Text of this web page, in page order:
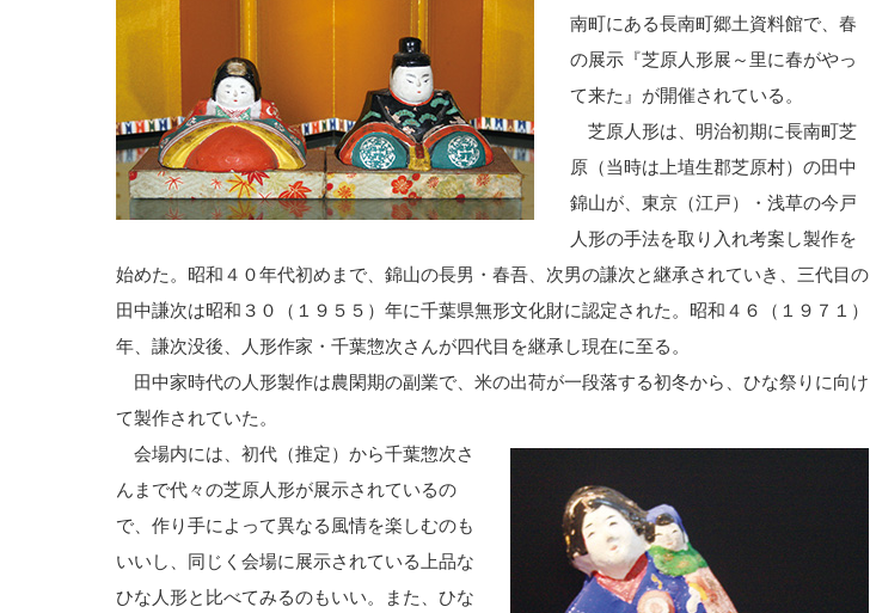
南町にある長南町郷土資料館で、春
の展示『芝原人形展～里に春がやっ
て来た』が開催されている。
芝原人形は、明治初期に長南町芝
原（当時は上埴生郡芝原村）の田中
錦山が、東京（江戸）・浅草の今戸
人形の手法を取り入れ考案し製作を
始めた。昭和４０年代初めまで、錦山の長男・春吾、次男の謙次と継承されていき、三代目の
田中謙次は昭和３０（１９５５）年に千葉県無形文化財に認定された。昭和４６（１９７１）
年、謙次没後、人形作家・千葉惣次さんが四代目を継承し現在に至る。
田中家時代の人形製作は農閑期の副業で、米の出荷が一段落する初冬から、ひな祭りに向け
て製作されていた。
会場内には、初代（推定）から千葉惣次さ
んまで代々の芝原人形が展示されているの
で、作り手によって異なる風情を楽しむのも
いいし、同じく会場に展示されている上品な
ひな人形と比べてみるのもいい。また、ひな